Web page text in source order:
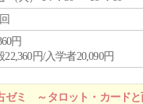
円
22,360円/入学者20,090円
ゼミ ～タロット・カード